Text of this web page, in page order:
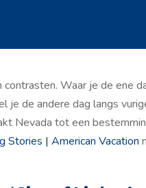
contrasten. Waar je de ene
je de andere dag langs
Nevada tot een
Stories | American Vacation